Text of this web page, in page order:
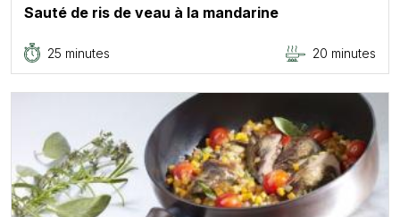
Sauté de ris de veau à la mandarine
25 minutes 20 minutes